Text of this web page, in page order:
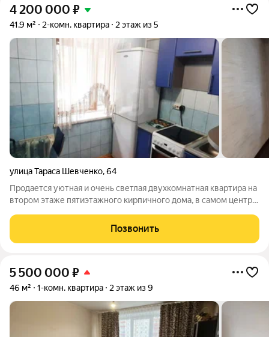
4 200 000 ₽
41,9 м² 2-комн. квартира 2 этаж из 5
улица Тараса Шевченко,64
Продается уютная и очень светлая двухкомнатная квартира на
втором этаже пятиэтажного кирпичного дома, в самом центре
хорошем состоянии, выполнен свежий ремонт, заменены
стояки отопления и
Позвонить
5 500 000 ₽
46 м² 1-комн. квартира 2 этаж из 9